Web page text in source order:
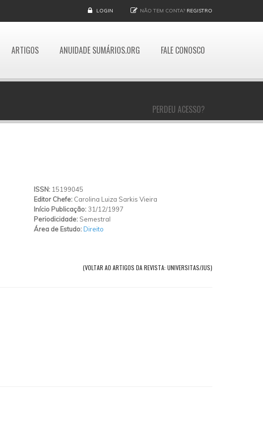
LOGIN NÃO TEM CONTA? REGISTRO
ARTIGOS ANUIDADE SUMÁRIOS.ORG FALE CONOSCO
PERDEU ACESSO?
ISSN: 15199045
Editor Chefe: Carolina Luiza Sarkis Vieira
Início Publicação: 31/12/1997
Periodicidade: Semestral
Área de Estudo:Direito
(VOLTAR AO ARTIGOS DA REVISTA: UNIVERSITAS/JUS)